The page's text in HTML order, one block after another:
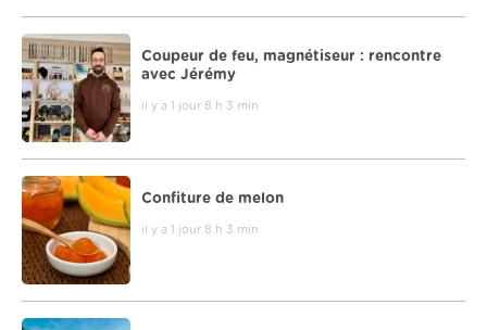
Coupeur de feu, magnétiseur : rencontre
avec Jérémy
il y a 1 jour 8 h 3 min
Confiture de melon
il y a 1 jour 8 h 3 min